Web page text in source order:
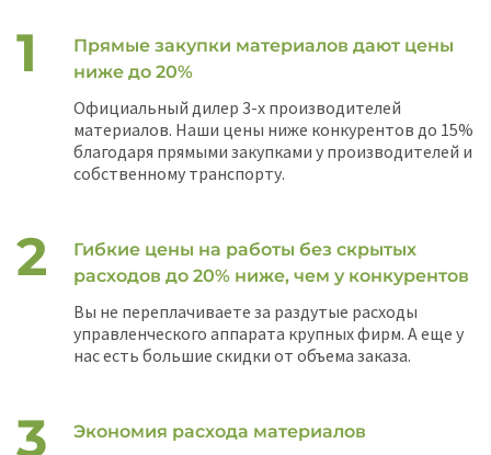
Прямые закупки материалов дают цены
ниже до 20%
Официальный дилер 3-х производителей
материалов. Наши цены ниже конкурентов до 15%
благодаря прямыми закупками у производителей и
собственному транспорту.
Гибкие цены на работы без скрытых
расходов до 20% ниже, чем у конкурентов
Вы не переплачиваете за раздутые расходы
управленческого аппарата крупных фирм. А еще у
нас есть большие скидки от объема заказа.
Экономия расхода материалов